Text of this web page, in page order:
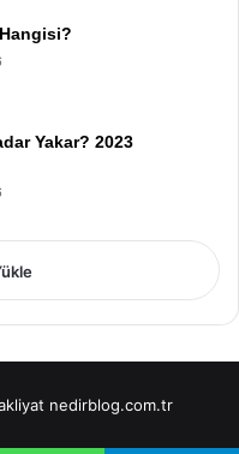
Yakar? 2023
nedirblog.com.tr